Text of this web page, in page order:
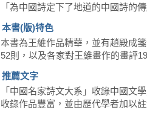
「為中國詩定下了地道的中國詩的
本書(版)特色
本書為王維作品精華，並有趙殿成
52則，以及各家對王維畫作的畫評
推薦文字
「中國名家詩文大系」收錄中國文
收錄作品豐富，並由歷代學者加以